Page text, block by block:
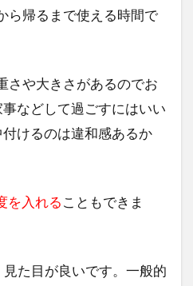
ら帰るまで使える時間で
さや大きさがあるのでお
などして過ごすにはいい
けるのは違和感あるか
を入れることもできま
た目が良いです。一般的